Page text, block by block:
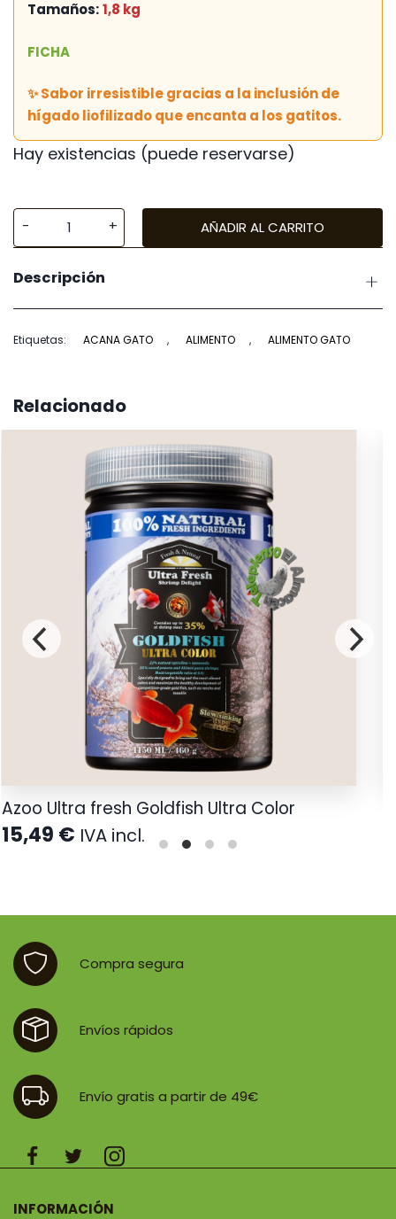
Tamaños:1,8 kg
FICHA
✨ Sabor irresistible gracias a la inclusión de
hígado liofilizado que encanta a los gatitos.
Hay existencias (puede reservarse)
Feast
AÑADIR AL CARRITO
Descripción
Etiquetas: ACANA GATO , ALIMENTO , ALIMENTO GATO
Relacionado
Azoo Ultra fresh Goldfish Ultra Color
15,49 € IVA incl.
Compra segura
Envíos rápidos
Envío gratis a partir de 49€
INFORMACIÓN